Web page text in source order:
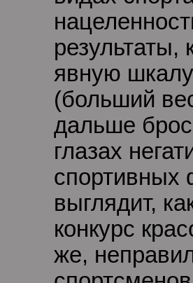
явную
(больший
дальше
глазах
спортивных
выглядит,
конкурс
же,